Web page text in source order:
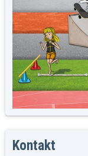
Kontakt